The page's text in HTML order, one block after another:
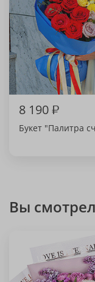
8 190₽
Букет "Палитра
Вы